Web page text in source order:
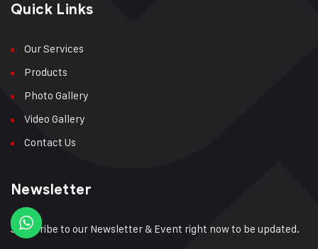
Quick Links
Our Services
Products
Photo Gallery
Video Gallery
Contact Us
Newsletter
Subscribe to our Newsletter & Event right now to be updated.